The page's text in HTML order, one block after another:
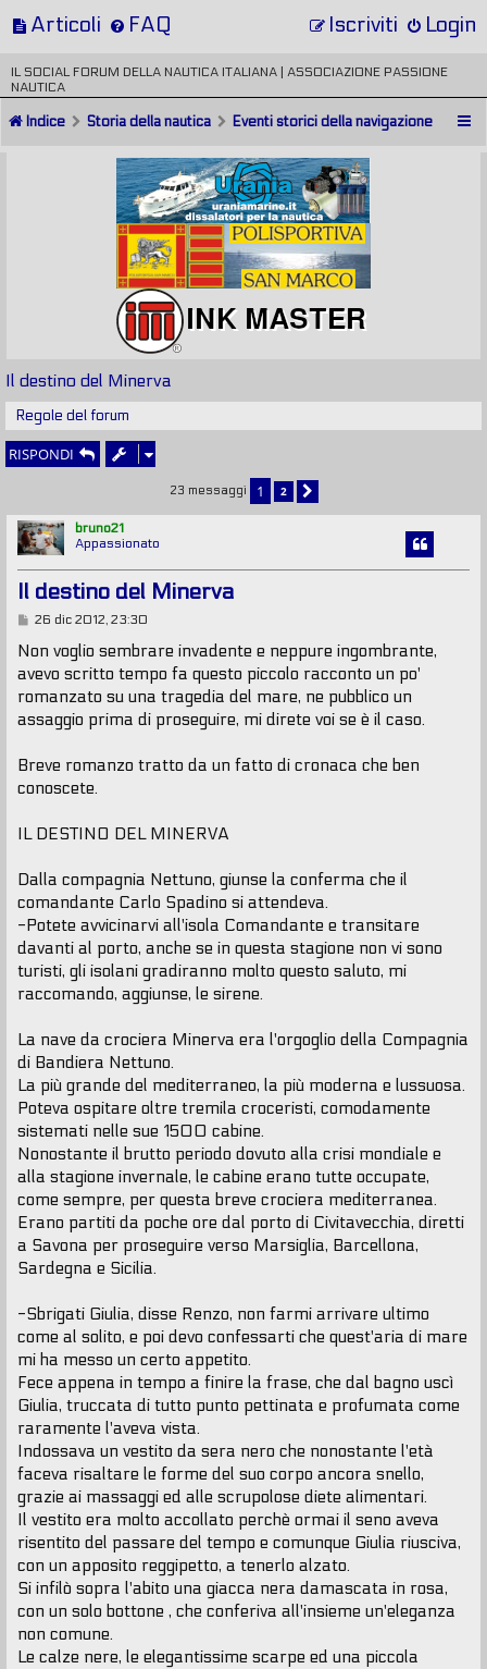
Articoli FAQ Login
Iscriviti
IL SOCIAL FORUM DELLA NAUTICA ITALIANA | ASSOCIAZIONE PASSIONE
NAUTICA
Indice Storia della nautica Eventi storici della navigazione
Il destino del Minerva
Regole del forum
RISPONDI
23 messaggi 1 2
PROSSIMO
bruno21
Appassionato
Il destino del Minerva
M
s
a
g
i
26 dic 2012, 23:30
Non voglio sembrare invadente e neppure ingombrante,
avevo scritto tempo fa questo piccolo racconto un po'
romanzato su una tragedia del mare, ne pubblico un
assaggio prima di proseguire, mi direte voi se è il caso.
Breve romanzo tratto da un fatto di cronaca che ben
conoscete.
IL DESTINO DEL MINERVA
Dalla compagnia Nettuno, giunse la conferma che il
comandante Carlo Spadino si attendeva.
-Potete avvicinarvi all'isola Comandante e transitare
davanti al porto, anche se in questa stagione non vi sono
turisti, gli isolani gradiranno molto questo saluto, mi
raccomando, aggiunse, le sirene.
La nave da crociera Minerva era l'orgoglio della Compagnia
di Bandiera Nettuno.
La più grande del mediterraneo, la più moderna e lussuosa.
Poteva ospitare oltre tremila croceristi, comodamente
sistemati nelle sue 1500 cabine.
Nonostante il brutto periodo dovuto alla crisi mondiale e
alla stagione invernale, le cabine erano tutte occupate,
come sempre, per questa breve crociera mediterranea.
Erano partiti da poche ore dal porto di Civitavecchia, diretti
a Savona per proseguire verso Marsiglia, Barcellona,
Sardegna e Sicilia.
-Sbrigati Giulia, disse Renzo, non farmi arrivare ultimo
come al solito, e poi devo confessarti che quest'aria di mare
mi ha messo un certo appetito.
Fece appena in tempo a finire la frase, che dal bagno uscì
Giulia, truccata di tutto punto pettinata e profumata come
raramente l'aveva vista.
Indossava un vestito da sera nero che nonostante l'età
faceva risaltare le forme del suo corpo ancora snello,
grazie ai massaggi ed alle scrupolose diete alimentari.
Il vestito era molto accollato perchè ormai il seno aveva
risentito del passare del tempo e comunque Giulia riusciva,
con un apposito reggipetto, a tenerlo alzato.
Si infilò sopra l'abito una giacca nera damascata in rosa,
con un solo bottone , che conferiva all'insieme un'eleganza
non comune.
Le calze nere, le elegantissime scarpe ed una piccola